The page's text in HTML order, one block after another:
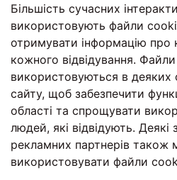
Більшість сучасних
використовують файли
отримувати інформацію про
кожного відвідування.
використовуються в деяких
сайту, щоб забезпечити
області та спрощувати
людей, які відвідують. Деякі
рекламних партнерів також
використовувати файли